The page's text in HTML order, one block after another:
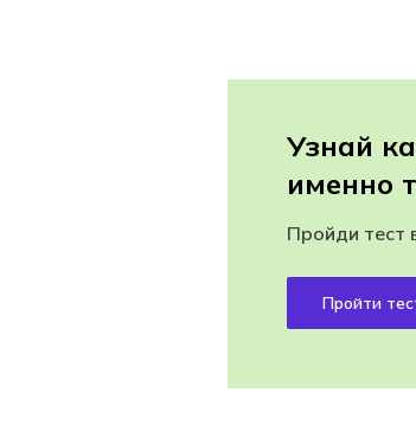
Узнай
именно
Пройди тест
Пройти